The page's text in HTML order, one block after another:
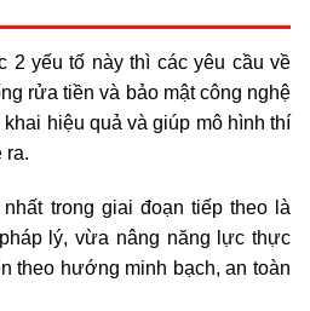
2 yếu tố này thì các yêu cầu về
rửa tiền và bảo mật công nghệ
hiệu quả và giúp mô hình thí
ra.
trong giai đoạn tiếp theo là
lý, vừa nâng năng lực thực
theo hướng minh bạch, an toàn